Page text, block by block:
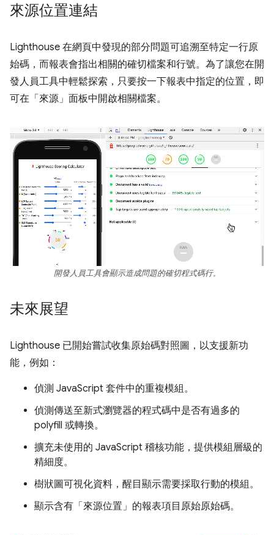
來源位置連結
Lighthouse 在網頁中發現的部分問題可追溯至特定一行原
始碼，而報表會指出相關的確切檔案和行號。為了讓您在開
發人員工具中輕鬆探索，只要按一下報表中指定的位置，即
可在「來源」 面板中開啟相關檔案。
開發人員工具會顯示造成問題的確切程式碼行。
未來展望
Lighthouse 已開始嘗試收集原始碼對照圖，以支援新功
能，例如：
偵測 JavaScript 套件中的重複模組。
偵測傳送至新式瀏覽器的程式碼中是否有過多的
polyfill 或轉換。
擴充未使用的 JavaScript 稽核功能，提供模組層級的
精細度。
樹狀圖可視化資料，醒目顯示需要採取行動的模組。
顯示含有「來源位置」的報表項目原始原始碼。